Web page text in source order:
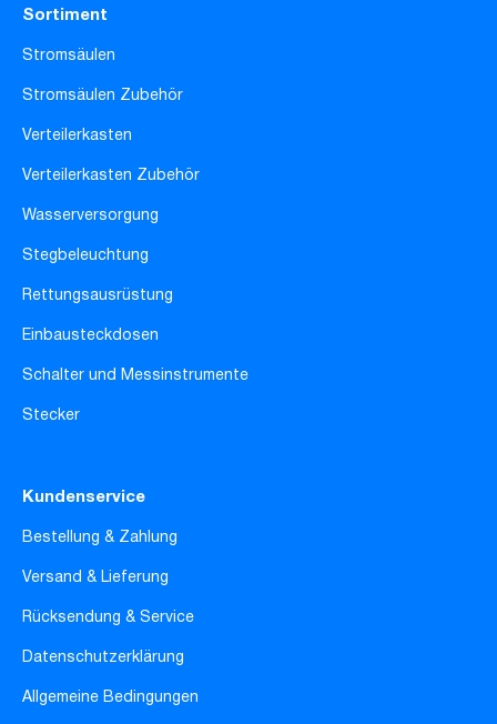
Sortiment
Stromsäulen
Stromsäulen Zubehör
Verteilerkasten
Verteilerkasten Zubehör
Wasserversorgung
Stegbeleuchtung
Rettungsausrüstung
Einbausteckdosen
Schalter und Messinstrumente
Stecker
Kundenservice
Bestellung & Zahlung
Versand & Lieferung
Rücksendung & Service
Datenschutzerklärung
Allgemeine Bedingungen